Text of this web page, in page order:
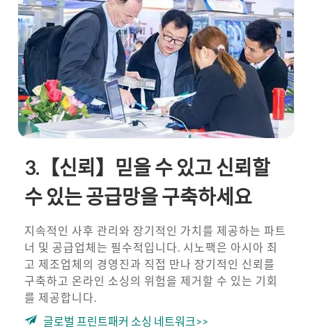
3.【신뢰】믿을 수 있고 신뢰할
수 있는 공급망을 구축하세요
지속적인 사후 관리와 장기적인 가치를 제공하는 파트
너 및 공급업체는 필수적입니다. 시노팩은 아시아 최
고 제조업체의 경영진과 직접 만나 장기적인 신뢰를
구축하고 온라인 소싱의 위험을 제거할 수 있는 기회
를 제공합니다.
글로벌 프린트패커 소싱 네트워크>>